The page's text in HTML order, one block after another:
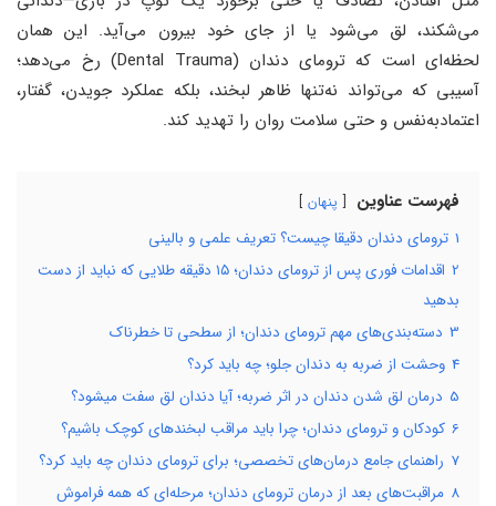
می‌شکند، لق می‌شود یا از جای خود بیرون می‌آید. این همان
لحظه‌ای‌ است که ترومای دندان (Dental Trauma) رخ می‌دهد؛
آسیبی که می‌تواند نه‌تنها ظاهر لبخند، بلکه عملکرد جویدن، گفتار،
اعتمادبه‌نفس و حتی سلامت روان را تهدید کند.
فهرست عناوین پنهان
1 ترومای دندان دقیقا چیست؟ تعریف علمی و بالینی
2
اقدامات فوری پس از ترومای دندان؛ ۱۵ دقیقه طلایی که نباید از دست
بدهید
3 دسته‌بندی‌های مهم ترومای دندان؛ از سطحی تا خطرناک
4 وحشت از ضربه به دندان جلو؛ چه باید کرد؟
5 درمان لق شدن دندان در اثر ضربه؛ آیا دندان لق سفت میشود؟
6 کودکان و ترومای دندان؛ چرا باید مراقب لبخندهای کوچک باشیم؟
7 راهنمای جامع درمان‌های تخصصی؛ برای ترومای دندان چه باید کرد؟
8 مراقبت‌های بعد از درمان ترومای دندان؛ مرحله‌ای که همه فراموش